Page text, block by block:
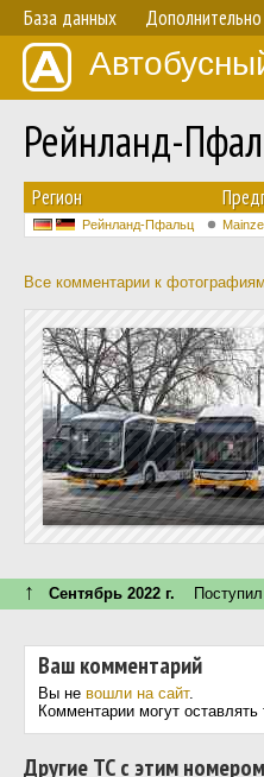
База данных Дополнительно
Рейнланд-
Регион
Рейнланд-Пфальц
Все комментарии к
↑ Сентябрь 2022 г. Поступил
Ваш комментарий
Вы не вошли на сайт.
Комментарии могут
Другие ТС с этим